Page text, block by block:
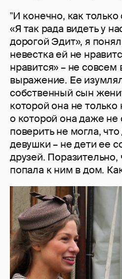
"И конечно, как
«Я так рада видеть у
дорогой Эдит», я
невестка ей не
нравится» – не совсем
выражение. Ее
собственный сын
которой она не
о которой она даже
поверить не могла, что
девушки – не дети ее
друзей.
попала к ним в дом.